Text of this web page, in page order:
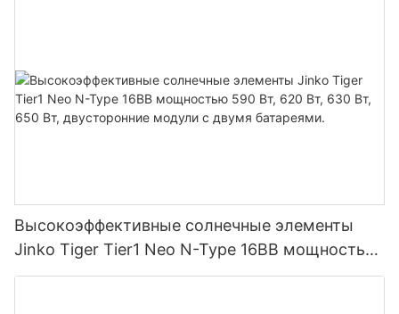
Высокоэффективные солнечные элементы
Jinko Tiger Tier1 Neo N-Type 16BB мощностью
590 Вт, 620 Вт, 630 Вт, 650 Вт, двусторонние